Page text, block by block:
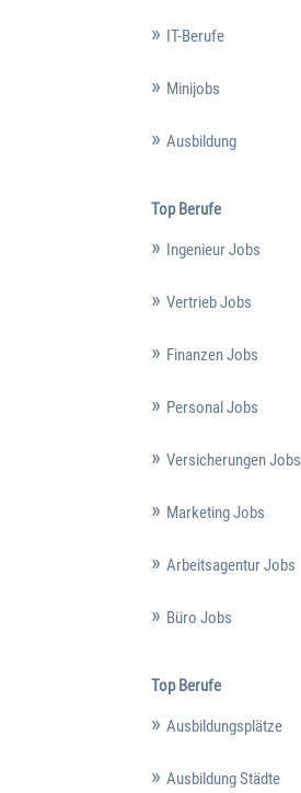
IT-Berufe
Minijobs
Ausbildung
Top Berufe
Ingenieur Jobs
Vertrieb Jobs
Finanzen Jobs
Personal Jobs
Versicherungen Jobs
Marketing Jobs
Arbeitsagentur Jobs
Büro Jobs
Top Berufe
Ausbildungsplätze
Ausbildung Städte